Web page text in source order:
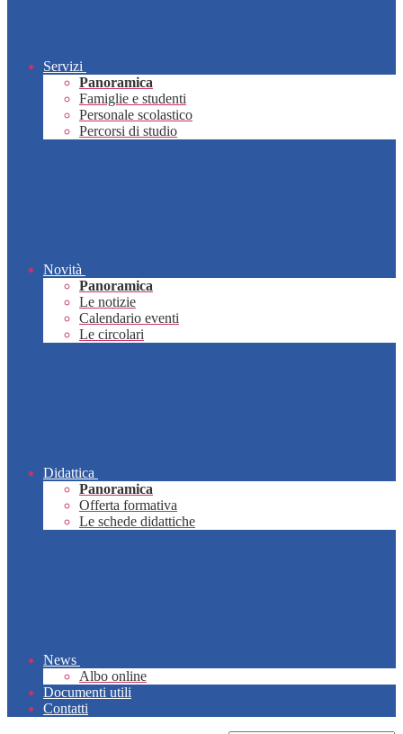
Servizi
Panoramica
Famiglie e studenti
Personale scolastico
Percorsi di studio
Novità
Panoramica
Le notizie
Calendario eventi
Le circolari
Didattica
Panoramica
Offerta formativa
Le schede didattiche
News
Albo online
Documenti utili
Contatti